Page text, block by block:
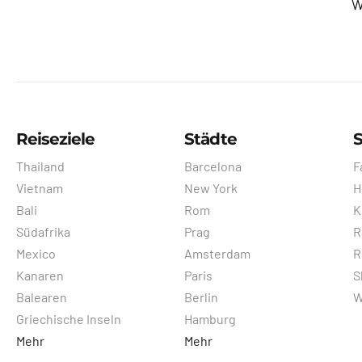
Reiseziele
Thailand
Vietnam
Bali
Südafrika
Mexico
Kanaren
Balearen
Griechische Inseln
Mehr
Städte
Barcelona
New York
Rom
Prag
Amsterdam
Paris
Berlin
Hamburg
Mehr